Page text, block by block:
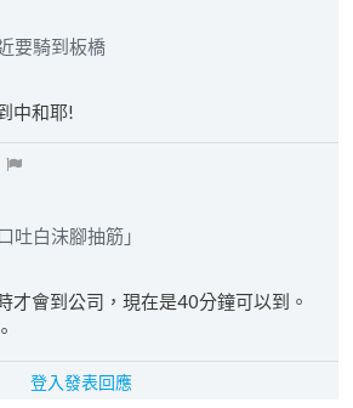
要騎到板橋
中和耶!
吐白沫腳抽筋」
才會到公司，現在是40分鐘可以到。
登入發表回應